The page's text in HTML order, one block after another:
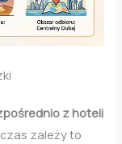
z hoteli
czas zależy to